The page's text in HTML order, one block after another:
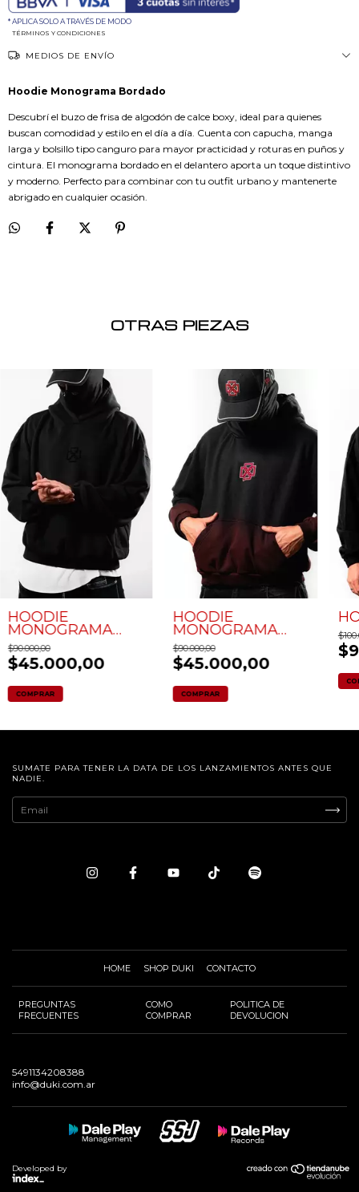
* APLICA SOLO A TRAVÉS DE MODO
TÉRMINOS Y CONDICIONES
MEDIOS DE ENVÍO
Hoodie Monograma Bordado
Descubrí el buzo de frisa de algodón de calce boxy, ideal para quienes
buscan comodidad y estilo en el día a día. Cuenta con capucha, manga
larga y bolsillo tipo canguro para mayor practicidad y roturas en puños y
cintura. El monograma bordado en el delantero aporta un toque distintivo
y moderno. Perfecto para combinar con tu outfit urbano y mantenerte
abrigado en cualquier ocasión.
OTRAS PIEZAS
HOODIE
MONOGRAMA
FLOCK
$90.000,00
$45.000,00
COMPRAR
HOODIE
MONOGRAMA
DEGRADE ROJO
$90.000,00
$45.000,00
COMPRAR
SUMATE PARA TENER LA DATA DE LOS LANZAMIENTOS ANTES QUE
NADIE.
HOME SHOP DUKI CONTACTO
PREGUNTAS
FRECUENTES
COMO
COMPRAR
POLITICA DE
DEVOLUCION
5491134208388
info@duki.com.ar
Developed by